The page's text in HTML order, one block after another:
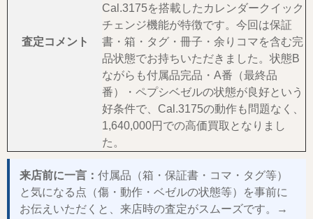
査定コメント
Cal.3175を搭載したカレンダークイック
チェンジ機能が特徴です。今回は保証
書・箱・タグ・冊子・余りコマを含む完
品状態でお持ちいただきました。状態B
ながらも付属品完品・A番（最終品
番）・ペプシベゼルの状態が良好という
好条件で、Cal.3175の動作も問題なく、
1,640,000円での高価買取となりまし
た。
来店前に一言： 付属品（箱・保証書・コマ・タグ等）
と気になる点（傷・動作・ベゼルの状態等）を事前に
お伝えいただくと、来店時の査定がスムーズです。→